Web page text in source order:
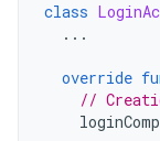
class
...
override
//